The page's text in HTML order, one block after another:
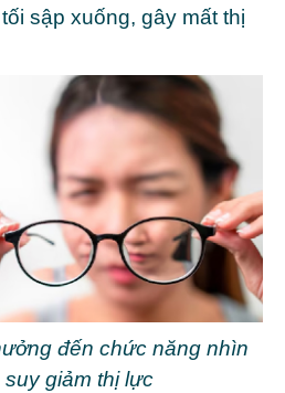
sập xuống, gây mất thị
đến chức năng nhìn
giảm thị lực